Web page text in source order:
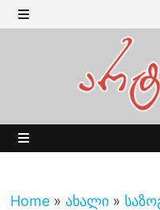
Skip
to MENU
Home » ახალი »